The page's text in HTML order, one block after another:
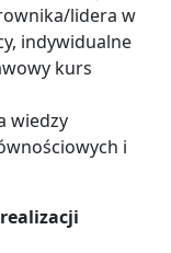
lidera w
indywidualne
kurs
wiedzy
i